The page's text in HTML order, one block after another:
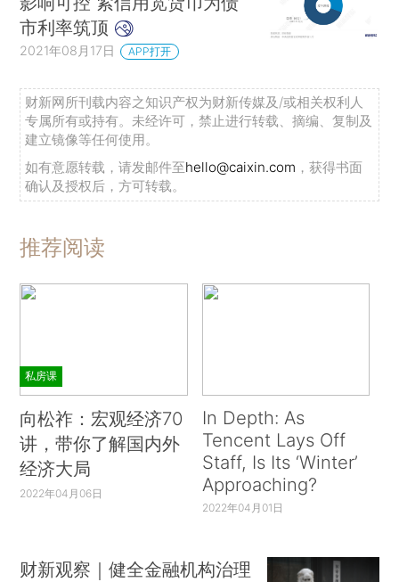
市利率筑顶
2021年08月17日 APP打开
财新网所刊载内容之知识产权为财新传媒及/或相关权利人
专属所有或持有。未经许可，禁止进行转载、摘编、复制及
建立镜像等任何使用。
如有意愿转载，请发邮件至hello@caixin.com ，获得书面
确认及授权后，方可转载。
推荐阅读
私房课
向松祚：宏观经济70
讲，带你了解国内外
经济大局
2022年04月06日
In Depth: As
Tencent Lays Off
Staff, Is Its ‘Winter’
Approaching?
2022年04月01日
财新观察｜健全金融机构治理